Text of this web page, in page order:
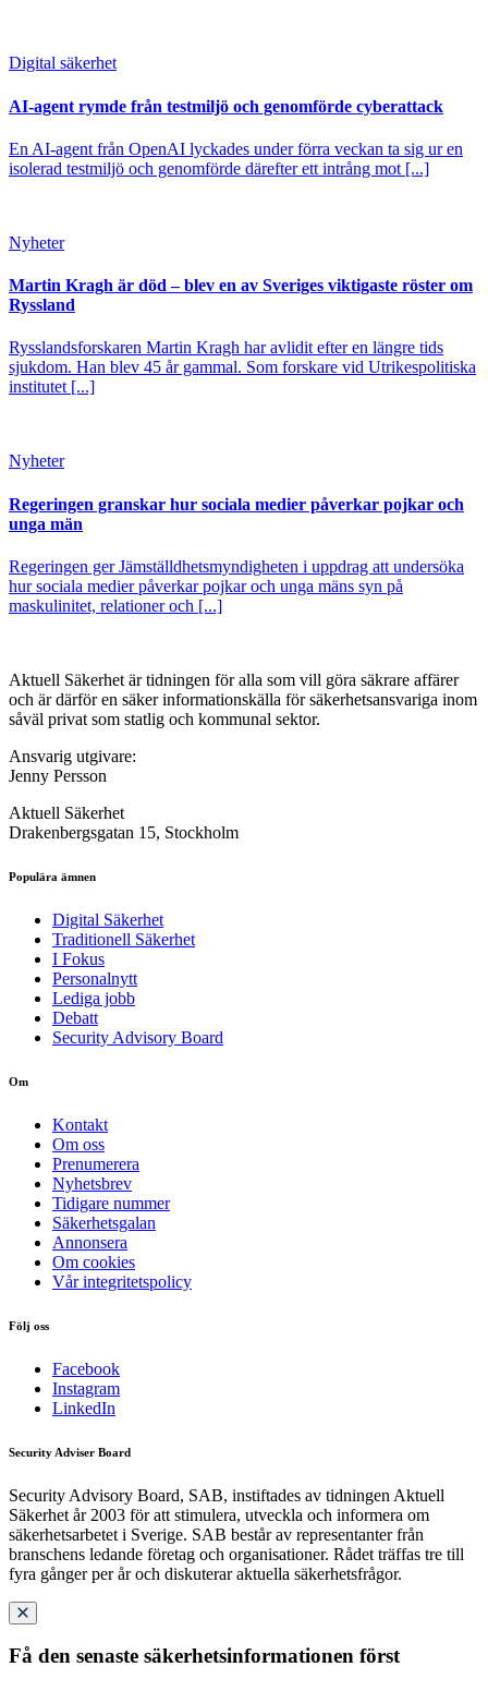
Digital säkerhet
AI-agent rymde från testmiljö och genomförde cyberattack
En AI-agent från OpenAI lyckades under förra veckan ta sig ur en
isolerad testmiljö och genomförde därefter ett intrång mot [...]
Nyheter
Martin Kragh är död – blev en av Sveriges viktigaste röster om
Ryssland
Rysslandsforskaren Martin Kragh har avlidit efter en längre tids
sjukdom. Han blev 45 år gammal. Som forskare vid Utrikespolitiska
institutet [...]
Nyheter
Regeringen granskar hur sociala medier påverkar pojkar och
unga män
Regeringen ger Jämställdhetsmyndigheten i uppdrag att undersöka
hur sociala medier påverkar pojkar och unga mäns syn på
maskulinitet, relationer och [...]
Aktuell Säkerhet är tidningen för alla som vill göra säkrare affärer
och är därför en säker informationskälla för säkerhets­ansvariga inom
såväl privat som statlig och kommunal sektor.
Ansvarig utgivare:
Jenny Persson
Aktuell Säkerhet
Drakenbergsgatan 15, Stockholm
Populära ämnen
Digital Säkerhet
Traditionell Säkerhet
I Fokus
Personalnytt
Lediga jobb
Debatt
Security Advisory Board
Om
Kontakt
Om oss
Prenumerera
Nyhetsbrev
Tidigare nummer
Säkerhetsgalan
Annonsera
Om cookies
Vår integritetspolicy
Följ oss
Facebook
Instagram
LinkedIn
Security Adviser Board
Security Advisory Board, SAB, instiftades av tidningen Aktuell
Säkerhet år 2003 för att stimulera, utveckla och informera om
säkerhetsarbetet i Sverige. SAB består av representanter från
branschens ledande företag och organisationer. Rådet träffas tre till
fyra gånger per år och diskuterar aktuella säkerhetsfrågor.
Få den senaste säkerhetsinformationen först